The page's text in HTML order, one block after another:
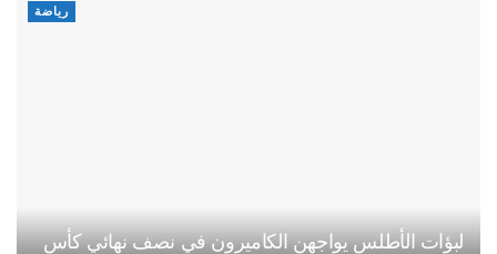
رياضة
لبؤات الأطلس يواجهن الكاميرون في نصف نهائي كأس